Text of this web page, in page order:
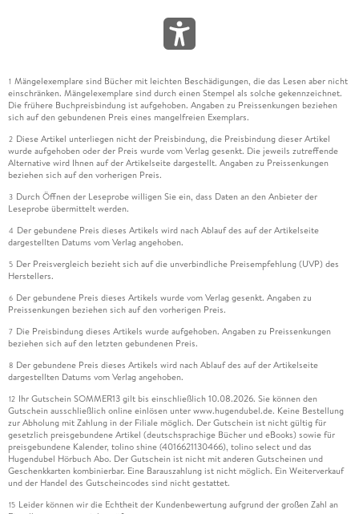
1 Mängelexemplare sind Bücher mit leichten Beschädigungen, die das Lesen aber nicht
einschränken. Mängelexemplare sind durch einen Stempel als solche gekennzeichnet.
Die frühere Buchpreisbindung ist aufgehoben. Angaben zu Preissenkungen beziehen
sich auf den gebundenen Preis eines mangelfreien Exemplars.
2 Diese Artikel unterliegen nicht der Preisbindung, die Preisbindung dieser Artikel
wurde aufgehoben oder der Preis wurde vom Verlag gesenkt. Die jeweils zutreffende
Alternative wird Ihnen auf der Artikelseite dargestellt. Angaben zu Preissenkungen
beziehen sich auf den vorherigen Preis.
3 Durch Öffnen der Leseprobe willigen Sie ein, dass Daten an den Anbieter der
Leseprobe übermittelt werden.
4 Der gebundene Preis dieses Artikels wird nach Ablauf des auf der Artikelseite
dargestellten Datums vom Verlag angehoben.
5 Der Preisvergleich bezieht sich auf die unverbindliche Preisempfehlung (UVP) des
Herstellers.
6 Der gebundene Preis dieses Artikels wurde vom Verlag gesenkt. Angaben zu
Preissenkungen beziehen sich auf den vorherigen Preis.
7 Die Preisbindung dieses Artikels wurde aufgehoben. Angaben zu Preissenkungen
beziehen sich auf den letzten gebundenen Preis.
8 Der gebundene Preis dieses Artikels wird nach Ablauf des auf der Artikelseite
dargestellten Datums vom Verlag angehoben.
12 Ihr Gutschein SOMMER13 gilt bis einschließlich 10.08.2026. Sie können den
Gutschein ausschließlich online einlösen unter www.hugendubel.de. Keine Bestellung
zur Abholung mit Zahlung in der Filiale möglich. Der Gutschein ist nicht gültig für
gesetzlich preisgebundene Artikel (deutschsprachige Bücher und eBooks) sowie für
preisgebundene Kalender, tolino shine (4016621130466), tolino select und das
Hugendubel Hörbuch Abo. Der Gutschein ist nicht mit anderen Gutscheinen und
Geschenkkarten kombinierbar. Eine Barauszahlung ist nicht möglich. Ein Weiterverkauf
und der Handel des Gutscheincodes sind nicht gestattet.
15 Leider können wir die Echtheit der Kundenbewertung aufgrund der großen Zahl an